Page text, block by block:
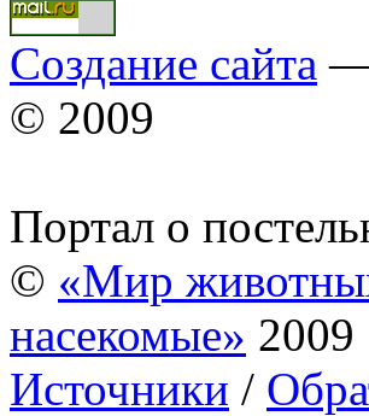
Создание сайта
© 2009
Портал о
© «Мир
насекомые» 2009
Источники /